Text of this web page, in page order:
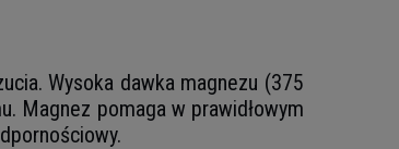
Wysoka dawka magnezu (375
Magnez pomaga w prawidłowym